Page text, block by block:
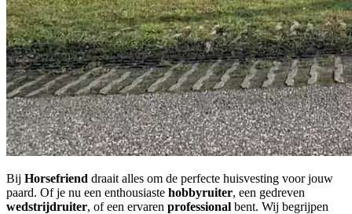
Bij Horsefriend draait alles om de perfecte huisvesting voor jouw
paard. Of je nu een enthousiaste hobbyruiter, een gedreven
wedstrijdruiter, of een ervaren professional bent. Wij begrijpen